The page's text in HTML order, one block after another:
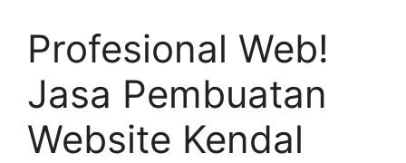
Profesional Web!
Jasa Pembuatan
Website Kendal